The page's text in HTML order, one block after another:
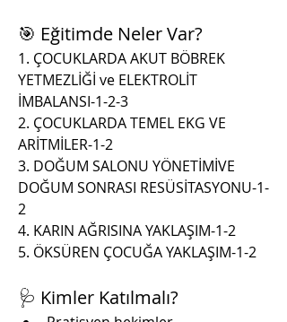
🎯 Eğitimde Neler Var?
1. ÇOCUKLARDA AKUT BÖBREK
YETMEZLİĞİ ve ELEKTROLİT
İMBALANSI-1-2-3
2. ⁠ÇOCUKLARDA TEMEL EKG VE
ARİTMİLER-1-2
3. ⁠DOĞUM SALONU YÖNETİMİVE
DOĞUM SONRASI RESÜSİTASYONU-1-
2
4. KARIN AĞRISINA YAKLAŞIM-1-2
5. ÖKSÜREN ÇOCUĞA YAKLAŞIM-1-2
🩺 Kimler Katılmalı?